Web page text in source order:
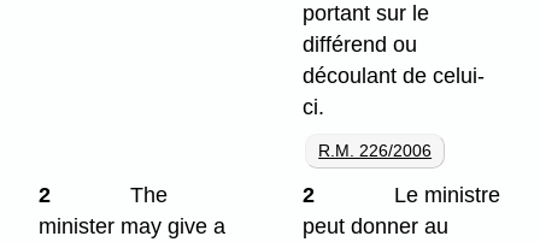
portant sur le
différend ou
découlant de celui-
ci.
R.M. 226/2006
2
The
minister may give a
2
Le ministre
peut donner au